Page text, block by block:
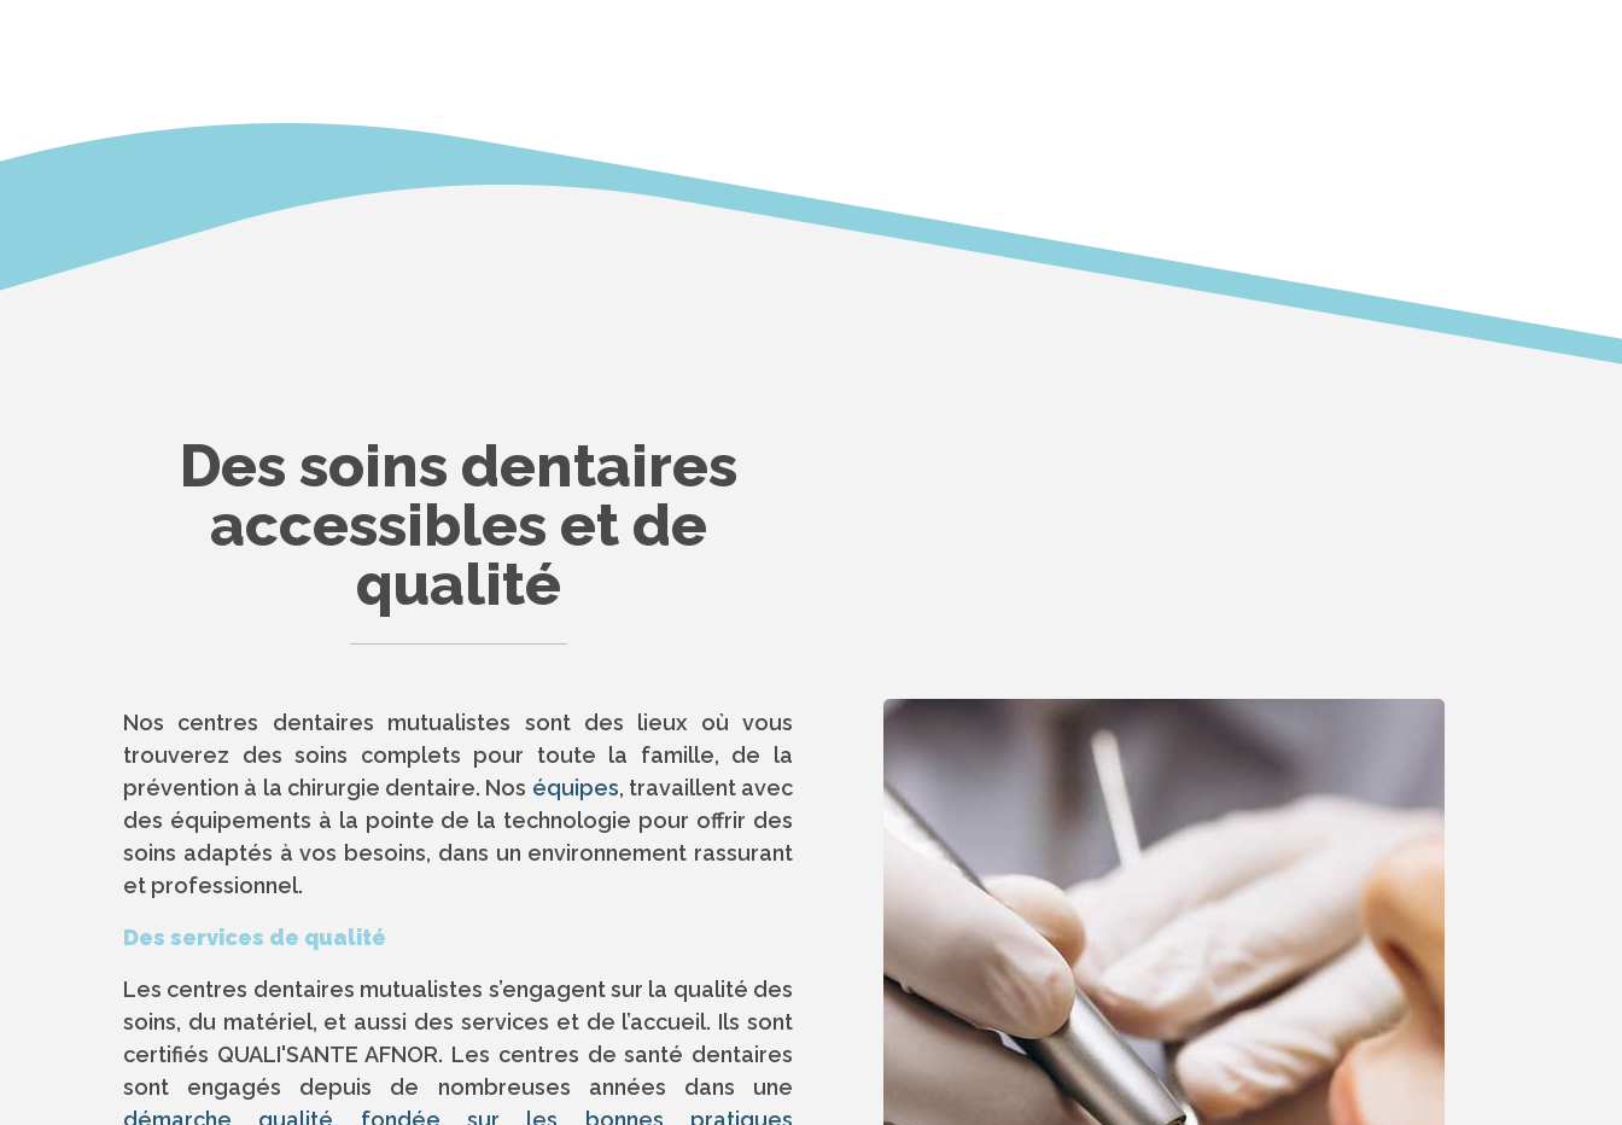
Des soins dentaires
accessibles et de
qualité
Nos centres dentaires mutualistes sont des lieux où vous
trouverez des soins complets pour toute la famille, de la
prévention à la chirurgie dentaire. Nos équipes, travaillent avec
des équipements à la pointe de la technologie pour offrir des
soins adaptés à vos besoins, dans un environnement rassurant
et professionnel.
Des services de qualité
Les centres dentaires mutualistes s’engagent sur la qualité des
soins, du matériel, et aussi des services et de l’accueil. Ils sont
certifiés QUALI'SANTE AFNOR. Les centres de santé dentaires
sont engagés depuis de nombreuses années dans une
démarche qualité fondée sur les bonnes pratiques